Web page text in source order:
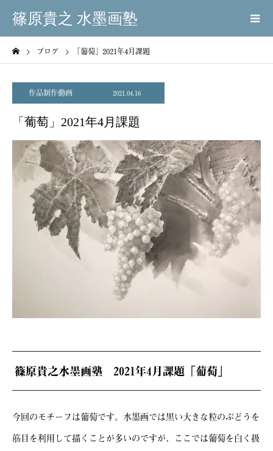
篠原貴之 水墨画塾
ブログ 「葡萄」2021年4月課題
作品制作動画 2021.04.16
「葡萄」2021年4月課題
篠原貴之水墨画塾 2021年4月課題「葡萄」
今回のモチーフは葡萄です。水墨画では黒い大きな粒のぶどうを
筋目を利用して描くことが多いのですが、ここでは葡萄を白く扱